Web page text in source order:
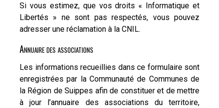
Si vous estimez, que vos droits « Informatique et
Libertés » ne sont pas respectés, vous pouvez
adresser une réclamation à la CNIL.
Annuaire des associations
Les informations recueillies dans ce formulaire sont
enregistrées par la Communauté de Communes de
la Région de Suippes afin de constituer et de mettre
à jour l’annuaire des associations du territoire,